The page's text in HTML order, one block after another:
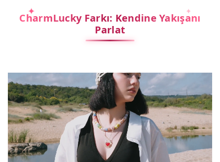
CharmLucky Farkı: Kendine Yakışanı
Parlat